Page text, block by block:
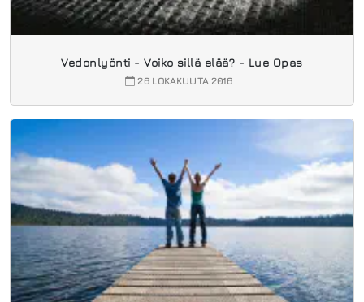
Vedonlyönti - Voiko sillä elää? - Lue Opas
26 LOKAKUUTA 2016